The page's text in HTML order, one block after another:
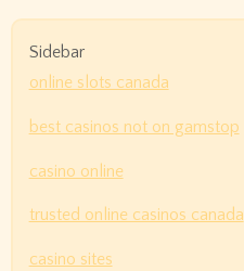
Sidebar
online slots canada
best casinos not on gamstop
casino online
trusted online casinos canada
casino sites